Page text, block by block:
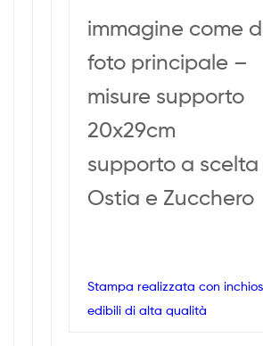
immagine come
foto principale –
misure supporto
20x29cm
supporto a
Ostia e Zucchero
Stampa realizzata con
edibili di alta qualità